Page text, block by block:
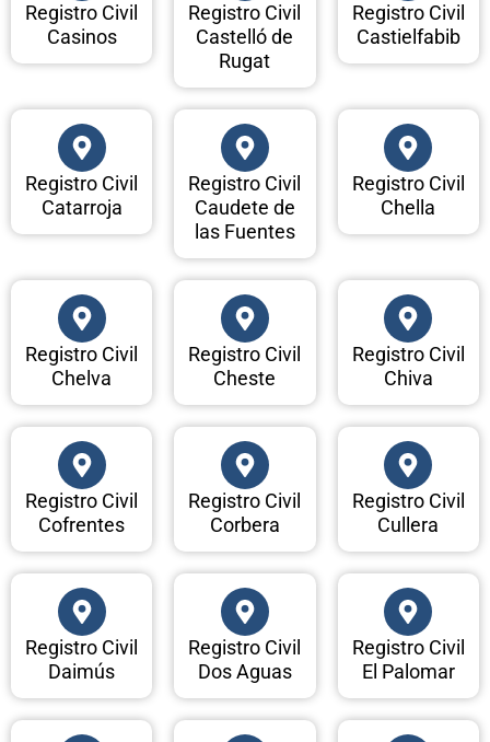
Registro Civil
Casinos
Registro Civil
Castelló de
Rugat
Registro Civil
Castielfabib
Registro Civil
Catarroja
Registro Civil
Caudete de
las Fuentes
Registro Civil
Chella
Registro Civil
Chelva
Registro Civil
Cheste
Registro Civil
Chiva
Registro Civil
Cofrentes
Registro Civil
Corbera
Registro Civil
Cullera
Registro Civil
Daimús
Registro Civil
Dos Aguas
Registro Civil
El Palomar